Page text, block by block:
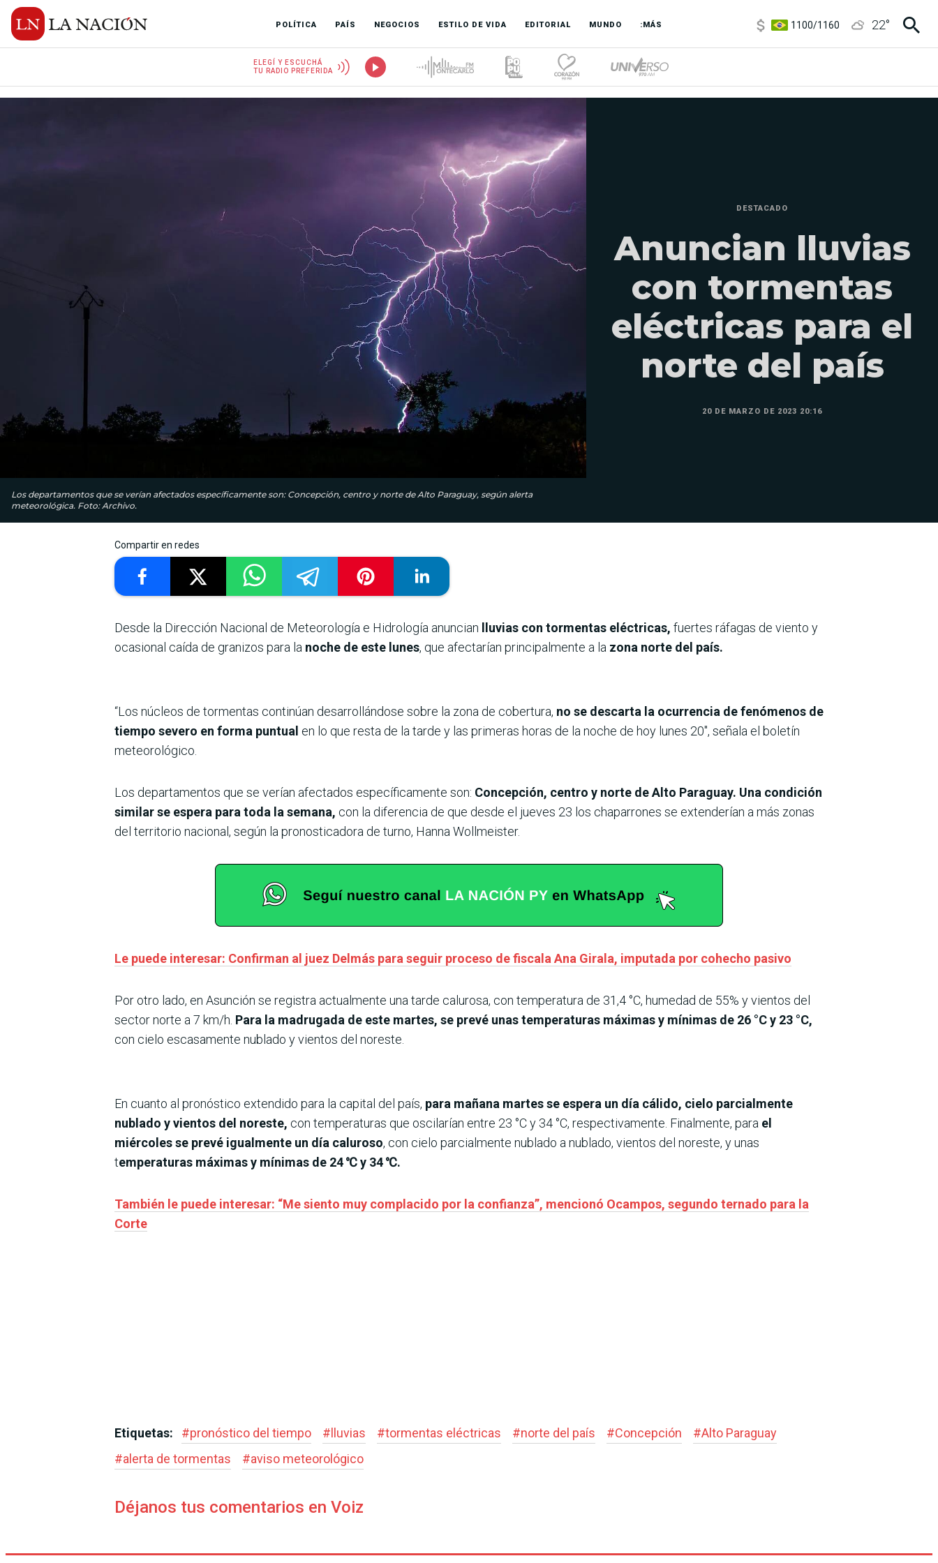
POLÍTICA PAÍS NEGOCIOS ESTILO DE VIDA EDITORIAL MUNDO :MÁS
3,8/4
22°
ELEGÍ Y ESCUCHÁ
TU RADIO PREFERIDA
Los departamentos que se verían afectados específicamente son: Concepción, centro y norte de Alto Paraguay, según alerta
meteorológica. Foto: Archivo.
DESTACADO
Anuncian lluvias
con tormentas
eléctricas para el
norte del país
20 DE MARZO DE 2023 20:16
Compartir en redes
Desde la Dirección Nacional de Meteorología e Hidrología anuncian lluvias con tormentas eléctricas, fuertes ráfagas de viento y
ocasional caída de granizos para la noche de este lunes, que afectarían principalmente a la zona norte del país.
“Los núcleos de tormentas continúan desarrollándose sobre la zona de cobertura, no se descarta la ocurrencia de fenómenos de
tiempo severo en forma puntual en lo que resta de la tarde y las primeras horas de la noche de hoy lunes 20″, señala el boletín
meteorológico.
Los departamentos que se verían afectados específicamente son: Concepción, centro y norte de Alto Paraguay. Una condición
similar se espera para toda la semana, con la diferencia de que desde el jueves 23 los chaparrones se extenderían a más zonas
del territorio nacional, según la pronosticadora de turno, Hanna Wollmeister.
Le puede interesar: Confirman al juez Delmás para seguir proceso de fiscala Ana Girala, imputada por cohecho pasivo
Por otro lado, en Asunción se registra actualmente una tarde calurosa, con temperatura de 31,4 °C, humedad de 55% y vientos del
sector norte a 7 km/h. Para la madrugada de este martes, se prevé unas temperaturas máximas y mínimas de 26 °C y 23 °C,
con cielo escasamente nublado y vientos del noreste.
En cuanto al pronóstico extendido para la capital del país, para mañana martes se espera un día cálido, cielo parcialmente
nublado y vientos del noreste, con temperaturas que oscilarían entre 23 °C y 34 °C, respectivamente. Finalmente, para el
miércoles se prevé igualmente un día caluroso, con cielo parcialmente nublado a nublado, vientos del noreste, y unas
temperaturas máximas y mínimas de 24 ℃ y 34 ℃.
También le puede interesar: “Me siento muy complacido por la confianza”, mencionó Ocampos, segundo ternado para la
Corte
Etiquetas: #pronóstico del tiempo # lluvias #tormentas eléctricas #norte del país #Concepción #Alto Paraguay
#alerta de tormentas #aviso meteorológico
Déjanos tus comentarios en Voiz